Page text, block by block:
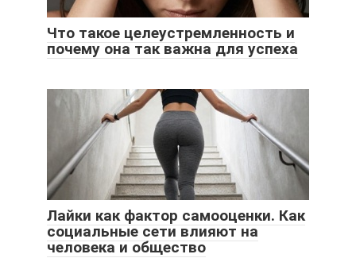
Что такое целеустремленность и
почему она так важна для успеха
Лайки как фактор самооценки. Как
социальные сети влияют на
человека и общество